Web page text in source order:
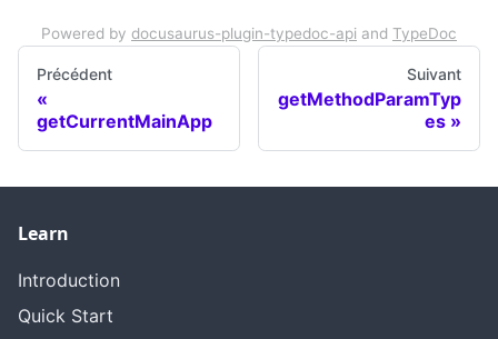
Powered by docusaurus-plugin-typedoc-api and TypeDoc
Précédent
getCurrentMainApp
Suivant
getMethodParamTyp
es
Learn
Introduction
Quick Start